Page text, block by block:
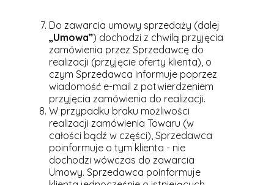
Do zawarcia umowy sprzedaży (dalej
„Umowa”) dochodzi z chwilą przyjęcia
zamówienia przez Sprzedawcę do
realizacji (przyjęcie oferty klienta), o
czym Sprzedawca informuje poprzez
wiadomość e-mail z potwierdzeniem
przyjęcia zamówienia do realizacji.
W przypadku braku możliwości
realizacji zamówienia Towaru (w
całości bądź w części), Sprzedawca
poinformuje o tym klienta - nie
dochodzi wówczas do zawarcia
Umowy. Sprzedawca poinformuje